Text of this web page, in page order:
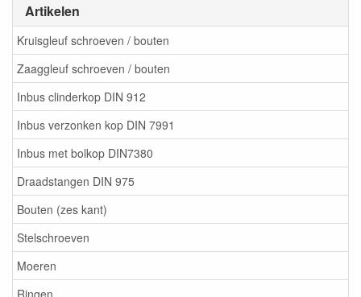
Artikelen
Kruisgleuf schroeven / bouten
Zaaggleuf schroeven / bouten
Inbus clinderkop DIN 912
Inbus verzonken kop DIN 7991
Inbus met bolkop DIN7380
Draadstangen DIN 975
Bouten (zes kant)
Stelschroeven
Moeren